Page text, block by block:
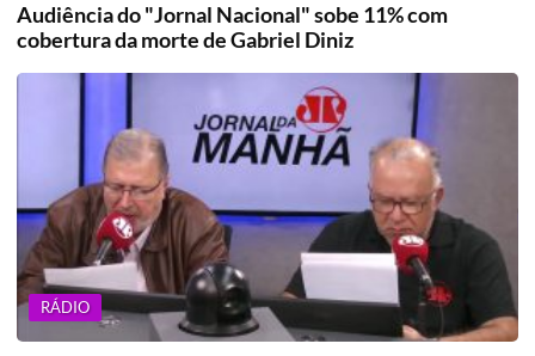
Audiência do "Jornal Nacional" sobe 11% com
cobertura da morte de Gabriel Diniz
RÁDIO